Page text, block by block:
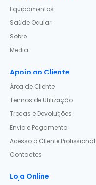
Equipamentos
Saúde Ocular
Sobre
Media
Apoio ao Cliente
Área de Cliente
Termos de Utilização
Trocas e Devoluções
Envio e Pagamento
Acesso a Cliente Profissional
Contactos
Loja Online